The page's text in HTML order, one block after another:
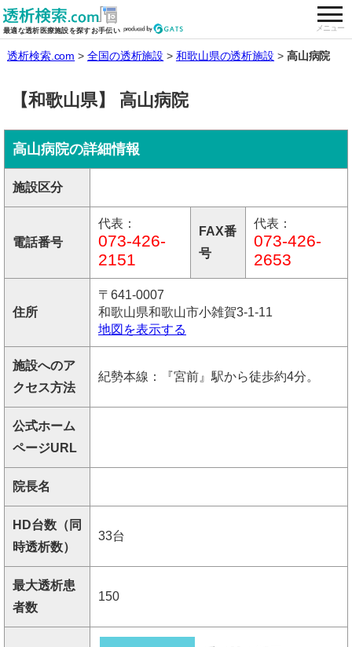
最適な透析医療施設を探すお手伝い メニュー
全国の透析施設を検索する
透析検索.com 全国の透析施設 和歌山県の透析施設 高山病院
【和歌山県】 高山病院
高山病院の詳細情報
施設区分
電話番号
代表：
073-426-
2151
FAX番
号
代表：
073-426-
2653
住所
〒641-0007
和歌山県和歌山市小雑賀3-1-11
地図を表示する
施設へのア
クセス方法
紀勢本線：『宮前』駅から徒歩約4分。
公式ホーム
ページURL
院長名
HD台数（同
時透析数）
33台
最大透析患
者数
150